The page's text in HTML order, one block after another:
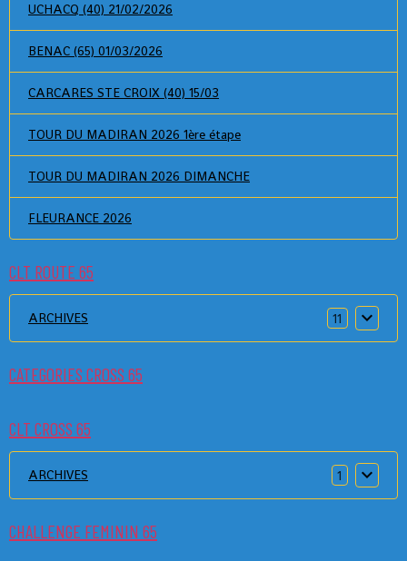
UCHACQ (40) 21/02/2026
BENAC (65) 01/03/2026
CARCARES STE CROIX (40) 15/03
TOUR DU MADIRAN 2026 1ère étape
TOUR DU MADIRAN 2026 DIMANCHE
FLEURANCE 2026
CLT ROUTE 65
ARCHIVES 11
CATEGORIES CROSS 65
CLT CROSS 65
ARCHIVES 1
CHALLENGE FEMININ 65